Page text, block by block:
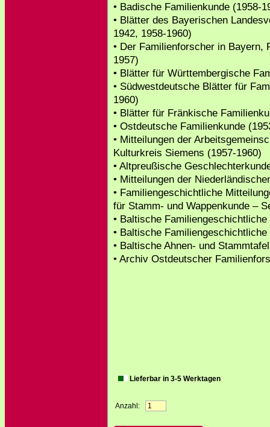
• Badische Familienkunde (1958-
• Blätter des Bayerischen
1942, 1958-1960)
• Der Familienforscher in Bayern,
1957)
• Blätter für Württembergische
• Südwestdeutsche Blätter für
1960)
• Blätter für Fränkische
• Ostdeutsche Familienkunde
• Mitteilungen der
Kulturkreis Siemens (1957-1960)
• Altpreußische
• Mitteilungen der
• Familiengeschichtliche
für Stamm- und Wappenkunde –
• Baltische
• Baltische
• Baltische Ahnen- und
• Archiv Ostdeutscher
Lieferbar in 3-5 Werktagen
Anzahl: